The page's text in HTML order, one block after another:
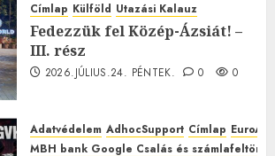
Címlap Külföld Utazási Kalauz
Fedezzük fel Közép-Ázsiát! –
III. rész
2026.JÚLIUS.24. PÉNTEK. 0 0
Adatvédelem AdhocSupport Címlap
MBH bank Google Csalás és